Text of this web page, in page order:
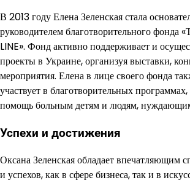
В 2013 году Елена Зеленская стала
руководителем благотворительного
LINE». Фонд активно поддерживает и
проекты в Украине, организуя выставки,
мероприятия. Елена в лице своего фонда
участвует в благотворительных
помощь больным детям и людям,
Успехи и достижения
Оксана Зеленская обладает впечатляющим
и успехов, как в сфере бизнеса, так и в